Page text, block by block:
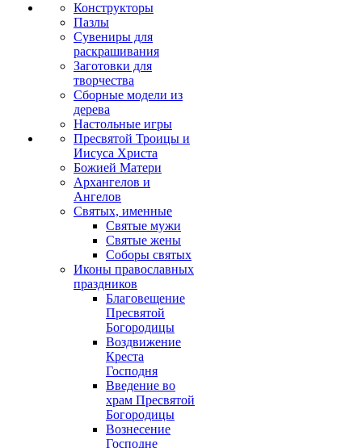
Конструкторы
Пазлы
Сувениры для
раскрашивания
Заготовки для
творчества
Сборные модели из
дерева
Настольные игры
Пресвятой Троицы и
Иисуса Христа
Божией Матери
Архангелов и
Ангелов
Святых, именные
Святые мужи
Святые жены
Соборы святых
Иконы православных
праздников
Благовещение
Пресвятой
Богородицы
Воздвижение
Креста
Господня
Введение во
храм Пресвятой
Богородицы
Вознесение
Господне